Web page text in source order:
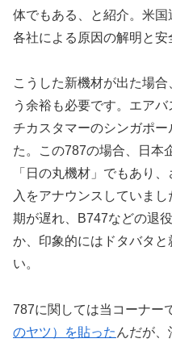
体でもある、と紹介。米
各社による原因の解明と安
こうした新機材が出た場
う余裕も必要です。エア
チカスタマーのシンガポ
た。この787の場合、日本
「日の丸機材」でもあり
入をアナウンスしていま
期が遅れ、B747などの退
か、印象的にはドタバタ
い。
787に関しては当コーナー
のヤツ）を貼った んだが、